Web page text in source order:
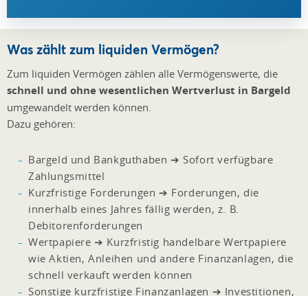
Was zählt zum liquiden Vermögen?
Zum liquiden Vermögen zählen alle Vermögenswerte, die
schnell und ohne wesentlichen Wertverlust in Bargeld
umgewandelt werden können.
Dazu gehören:
Bargeld und Bankguthaben ➔ Sofort verfügbare
Zahlungsmittel
Kurzfristige Forderungen ➔ Forderungen, die
innerhalb eines Jahres fällig werden, z. B.
Debitorenforderungen
Wertpapiere ➔ Kurzfristig handelbare Wertpapiere
wie Aktien, Anleihen und andere Finanzanlagen, die
schnell verkauft werden können
Sonstige kurzfristige Finanzanlagen ➔ Investitionen,